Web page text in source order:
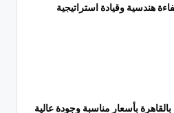
هندسية وقيادة استراتيجية
بأسعار مناسبة وجودة عالية